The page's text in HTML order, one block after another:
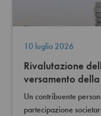
10 luglio 2026
Rivalutazione
versamento
Un contribuente
partecipazione